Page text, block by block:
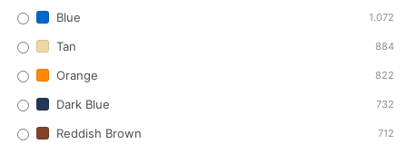
Blue 1.072
Tan 884
Orange 822
Dark Blue 732
Reddish Brown 712